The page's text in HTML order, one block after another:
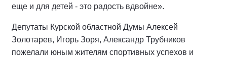
еще и для детей - это радость вдвойне».
Депутаты Курской областной Думы Алексей
Золотарев, Игорь Зоря, Александр Трубников
пожелали юным жителям спортивных успехов и